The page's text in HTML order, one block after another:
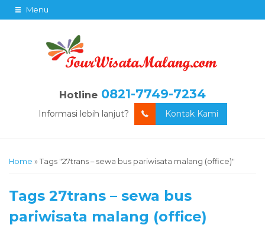
Menu
Hotline 0821-7749-7234
Informasi lebih lanjut? Kontak Kami
Home » Tags "27trans – sewa bus pariwisata malang (office)"
Tags 27trans – sewa bus
pariwisata malang (office)